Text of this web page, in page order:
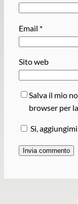
Email *
Sito web
Salva il mio
browser per
Si,